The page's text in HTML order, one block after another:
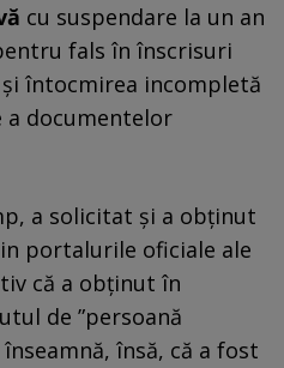
cu suspendare la un an
fals în înscrisuri
întocmirea incompletă
a documentelor
a solicitat și a obținut
portalurile oficiale ale
că a obținut în
de ”persoană
însă, că a fost